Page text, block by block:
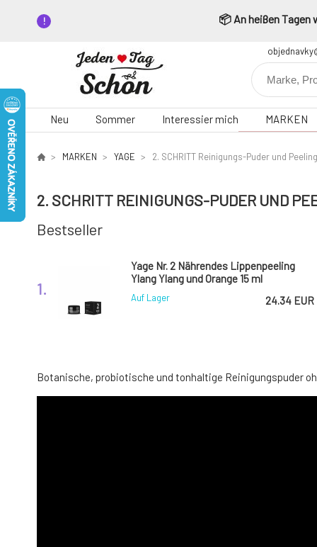
📦 An heißen Tagen
Neu Sommer Interessier mich MARKEN
MARKEN YAGE 2. SCHRITT Reinigungs-Puder und Peeling
2. SCHRITT REINIGUNGS-PUDER UND
Bestseller
1.
Yage Nr. 2 Nährendes Lippenpeeling
Ylang Ylang und Orange 15 ml
Auf Lager 24.34 EUR
Auf Lager 60.89 EUR
Botanische, probiotische und tonhaltige Reinigungspuder